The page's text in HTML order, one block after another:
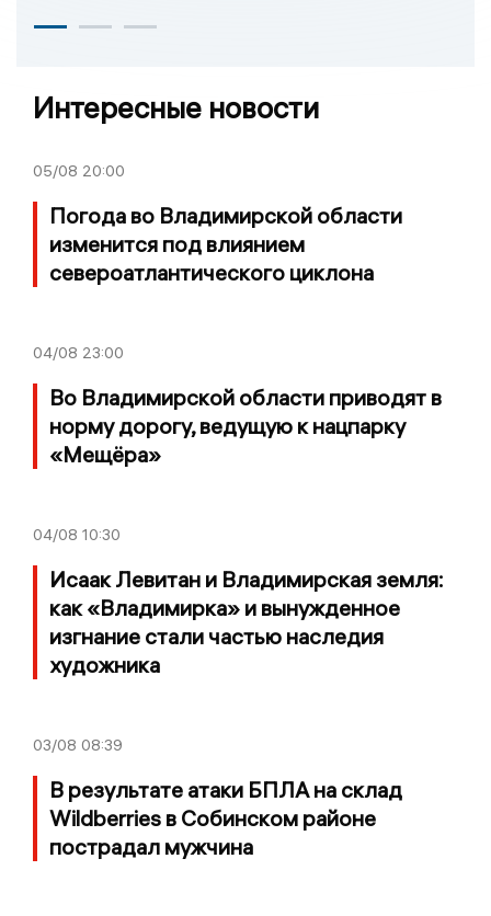
Интересные новости
05/08 20:00
Погода во Владимирской области
изменится под влиянием
североатлантического циклона
04/08 23:00
Во Владимирской области приводят в
норму дорогу, ведущую к нацпарку
«Мещёра»
04/08 10:30
Исаак Левитан и Владимирская земля:
как «Владимирка» и вынужденное
изгнание стали частью наследия
художника
03/08 08:39
В результате атаки БПЛА на склад
Wildberries в Собинском районе
пострадал мужчина